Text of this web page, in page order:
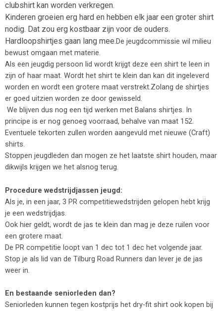
clubshirt kan worden verkregen.
Kinderen groeien erg hard en hebben elk jaar een groter shirt
nodig. Dat zou erg kostbaar zijn voor de ouders.
Hardloopshirtjes gaan lang mee.De jeugdcommissie wil milieu
bewust omgaan met materie.
Als een jeugdig persoon lid wordt krijgt deze een shirt te leen in
zijn of haar maat. Wordt het shirt te klein dan kan dit ingeleverd
worden en wordt een grotere maat verstrekt.Zolang de shirtjes
er goed uitzien worden ze door gewisseld.
We blijven dus nog een tijd werken met Balans shirtjes. In
principe is er nog genoeg voorraad, behalve van maat 152.
Eventuele tekorten zullen worden aangevuld met nieuwe (Craft)
shirts.
Stoppen jeugdleden dan mogen ze het laatste shirt houden, maar
dikwijls krijgen we het alsnog terug.
Procedure wedstrijdjassen jeugd:
Als je, in een jaar, 3 PR competitiewedstrijden gelopen hebt krijg
je een wedstrijdjas.
Ook hier geldt, wordt de jas te klein dan mag je deze ruilen voor
een grotere maat.
De PR competitie loopt van 1 dec tot 1 dec het volgende jaar.
Stop je als lid van de Tilburg Road Runners dan lever je de jas
weer in.
En bestaande seniorleden dan?
Seniorleden kunnen tegen kostprijs het dry-fit shirt ook kopen bij